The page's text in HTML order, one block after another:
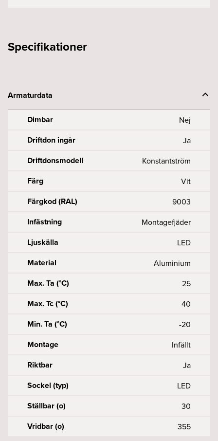
Specifikationer
Armaturdata
Dimbar Nej
Driftdon ingår Ja
Driftdonsmodell Konstantström
Färg Vit
Färgkod (RAL) 9003
Infästning Montagefjäder
Ljuskälla LED
Material Aluminium
Max. Ta (°C) 25
Max. Tc (°C) 40
Min. Ta (°C) -20
Montage Infällt
Riktbar Ja
Sockel (typ) LED
Ställbar (o) 30
Vridbar (o) 355